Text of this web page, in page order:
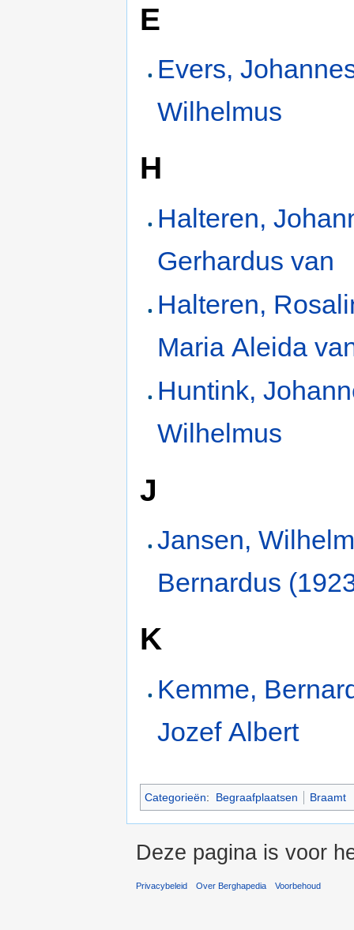
E
Evers,
Wilhelmus
H
Halteren,
Gerhardus van
Halteren,
Maria Aleida
Huntink,
Wilhelmus
J
Jansen,
Bernardus
K
Kemme,
Jozef Albert
Categorieën: Begraafplaatsen Braamt
Deze pagina is voor
Privacybeleid Over Berghapedia Voorbehoud